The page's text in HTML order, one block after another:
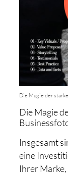
Die Magie der
Die Magie
Insgesamt
eine
Ihrer